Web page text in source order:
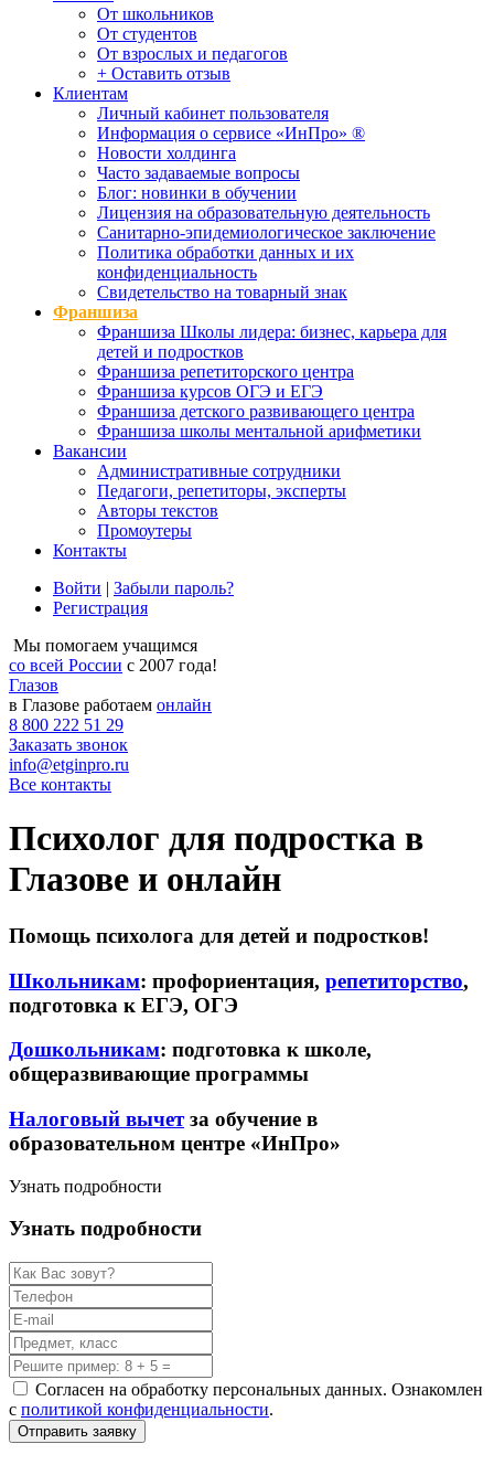
От школьников
От студентов
От взрослых и педагогов
+ Оставить отзыв
Клиентам
Личный кабинет пользователя
Информация о сервисе «ИнПро» ®
Новости холдинга
Часто задаваемые вопросы
Блог: новинки в обучении
Лицензия на образовательную деятельность
Санитарно-эпидемиологическое заключение
Политика обработки данных и их
конфиденциальность
Свидетельство на товарный знак
Франшиза
Франшиза Школы лидера: бизнес, карьера для
детей и подростков
Франшиза репетиторского центра
Франшиза курсов ОГЭ и ЕГЭ
Франшиза детского развивающего центра
Франшиза школы ментальной арифметики
Вакансии
Административные сотрудники
Педагоги, репетиторы, эксперты
Авторы текстов
Промоутеры
Контакты
Войти | Забыли пароль?
Регистрация
Мы помогаем учащимся
со всей России с 2007 года!
Глазов
в Глазове работаем онлайн
8 800 222 51 29
Заказать звонок
info@etginpro.ru
Все контакты
Психолог для подростка в
Глазове и онлайн
Помощь психолога для детей и подростков!
Школьникам: профориентация, репетиторство,
подготовка к ЕГЭ, ОГЭ
Дошкольникам: подготовка к школе,
общеразвивающие программы
Налоговый вычетза обучение в
образовательном центре «ИнПро»
Узнать подробности
Узнать подробности
Согласен на обработку персональных данных. Ознакомлен
с политикой конфиденциальности.
Отправить заявку